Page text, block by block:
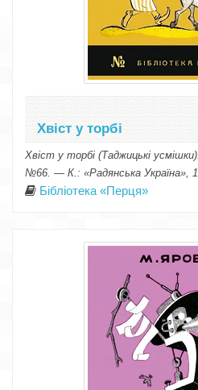
Хвіст у торбі
Хвіст у торбі (Таджицькі
№66. — К.: «Радянська Україна»,
Бібліотека «Перця»